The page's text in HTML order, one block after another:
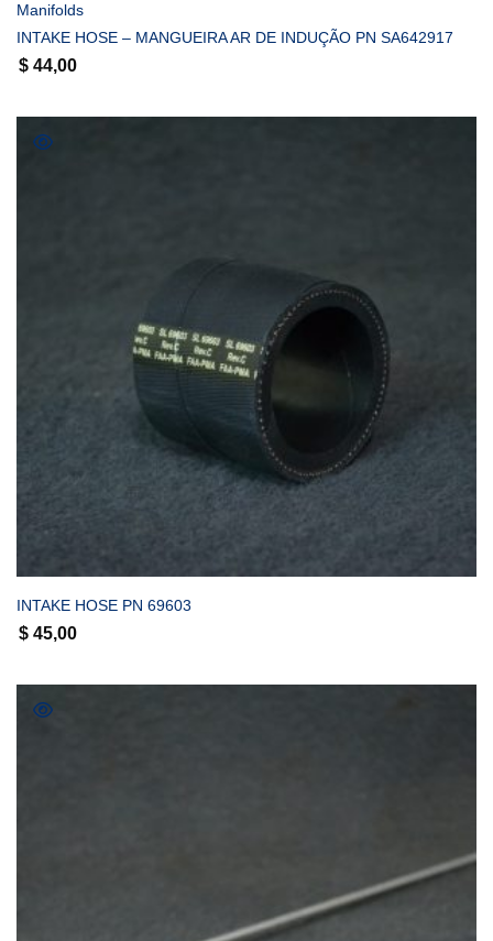
Manifolds
INTAKE HOSE – MANGUEIRA AR DE INDUÇÃO PN SA642917
$ 44,00
INTAKE HOSE PN 69603
$ 45,00